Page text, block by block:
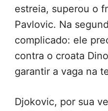
estreia, superou o
Pavlovic. Na
complicado: ele
contra o croata
garantir a vaga na
Djokovic, por sua